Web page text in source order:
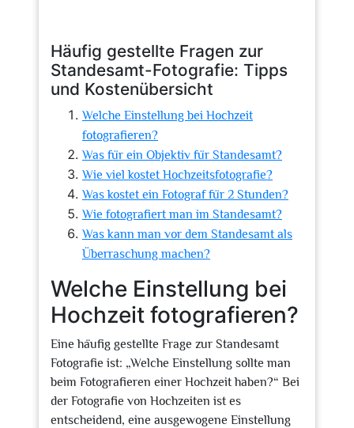
Häufig gestellte Fragen zur
Standesamt-Fotografie: Tipps
und Kostenübersicht
Welche Einstellung bei Hochzeit
fotografieren?
Was für ein Objektiv für Standesamt?
Wie viel kostet Hochzeitsfotografie?
Was kostet ein Fotograf für 2 Stunden?
Wie fotografiert man im Standesamt?
Was kann man vor dem Standesamt als
Überraschung machen?
Welche Einstellung bei
Hochzeit fotografieren?
Eine häufig gestellte Frage zur Standesamt
Fotografie ist: „Welche Einstellung sollte man
beim Fotografieren einer Hochzeit haben?“ Bei
der Fotografie von Hochzeiten ist es
entscheidend, eine ausgewogene Einstellung